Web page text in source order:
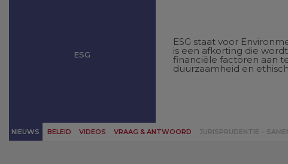
ESG
ESG staat voor
is een afkorting die
financiële factoren aan
duurzaamheid en
NIEUWS BELEID VIDEOS VRAAG & ANTWOORD JURISPRUDENTIE –